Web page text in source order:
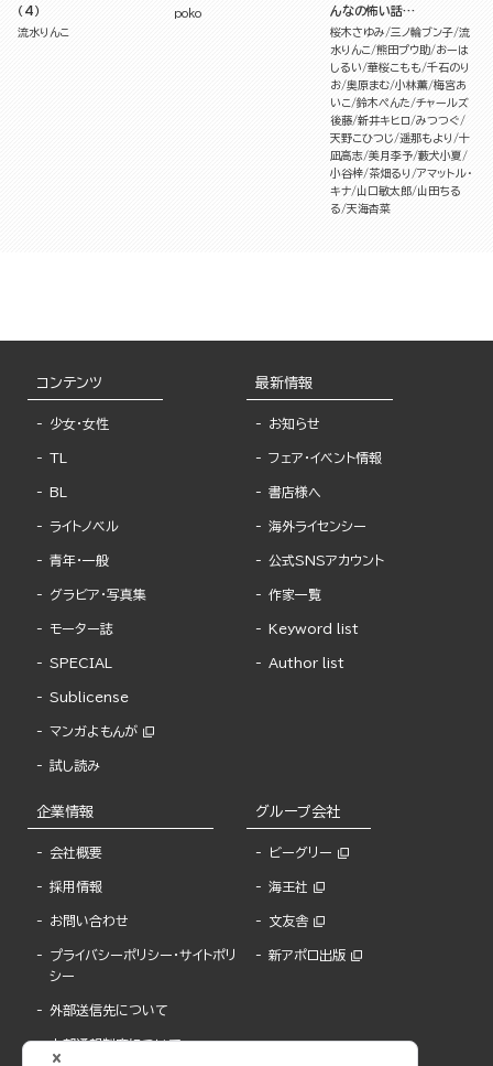
（4）
流水りんこ
poko
んなの怖い話
2024→2025冬
桜木さゆみ 三ノ輪ブン子 流
水りんこ 熊田プウ助 おーは
しるい 華桜こもも 千石のり
お 奥原まむ 小林薫 梅宮あ
いこ 鈴木ぺんた チャールズ
後藤 新井キヒロ みつつぐ
天野こひつじ 遥那もより
十
凪高志 美月李予 藪犬小夏
小谷梓 茶畑るり
アマットル・
キナ 山口敏太郎 山田ちる
る 天海杏菜
コンテンツ
少女・女性
TL
BL
ライトノベル
青年・一般
グラビア・写真集
モーター誌
SPECIAL
Sublicense
マンガよもんが
試し読み
最新情報
お知らせ
フェア・イベント情報
書店様へ
海外ライセンシー
公式SNSアカウント
作家一覧
Keyword list
Author list
企業情報
会社概要
採用情報
お問い合わせ
プライバシーポリシー・サイトポリ
シー
外部送信先について
内部通報制度について
グループ会社
ビーグリー
海王社
文友舎
新アポロ出版